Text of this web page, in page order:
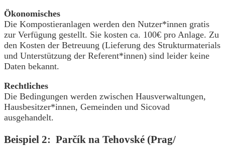
Ökonomisches
Die Kompostieranlagen werden den Nutzer*innen gratis
zur Verfügung gestellt. Sie kosten ca. 100€ pro Anlage. Zu
den Kosten der Betreuung (Lieferung des Strukturmaterials
und Unterstützung der Referent*innen) sind leider keine
Daten bekannt.
Rechtliches
Die Bedingungen werden zwischen Hausverwaltungen,
Hausbesitzer*innen, Gemeinden und Sicovad
ausgehandelt.
Beispiel 2: Parčík na Tehovské (Prag/